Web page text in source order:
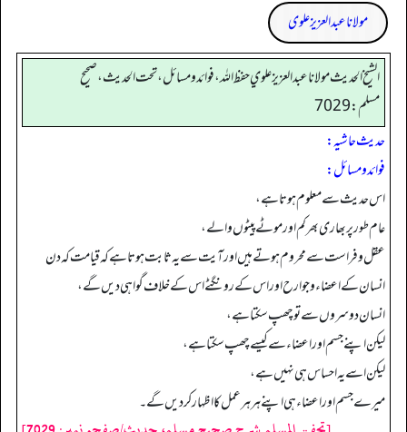
مولانا عبد العزیز علوی
الشيخ الحديث مولانا عبدالعزيز علوي حفظ الله، فوائد و مسائل، تحت الحديث ، صحيح
مسلم: 7029
حدیث حاشیہ:
فوائد ومسائل:
اس حدیث سے معلوم ہوتا ہے،
عام طور پر بھاری بھرکم اور موٹے پیٹوں والے،
عقل و فراست سے محروم ہوتے ہیں اورآیت سے یہ ثابت ہوتا ہے کہ قیامت کہ دن
انسان کے اعضاء وجوارح اور اس کے رونگٹے اس کے خلاف گواہی دیں گے،
انسان دوسروں سے تو چھپ سکتا ہے،
لیکن اپنے جسم اور اعضاء سے کیسے چھپ سکتا ہے،
لیکن اسے یہ احساس ہی نہیں ہے،
میرے جسم اور اعضاء ہی اپنے ہرہر عمل کا اظہار کردیں گے۔